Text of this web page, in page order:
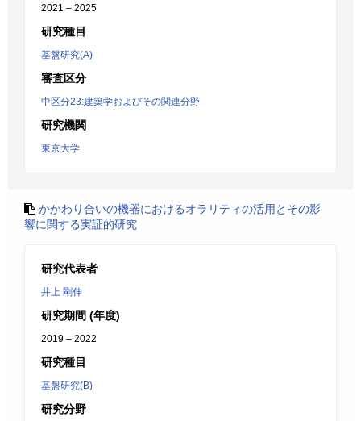
2021 – 2025
研究種目
基盤研究(A)
審査区分
中区分23:建築学およびその関連分野
研究機関
東京大学
かかわり合いの機器におけるオラリティの活用とその影
響に関する実証的研究
研究代表者
井上 剛伸
研究期間 (年度)
2019 – 2022
研究種目
基盤研究(B)
研究分野